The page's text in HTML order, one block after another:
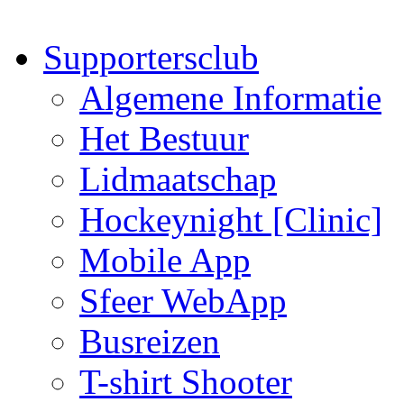
Supportersclub
Algemene Informatie
Het Bestuur
Lidmaatschap
Hockeynight [Clinic]
Mobile App
Sfeer WebApp
Busreizen
T-shirt Shooter